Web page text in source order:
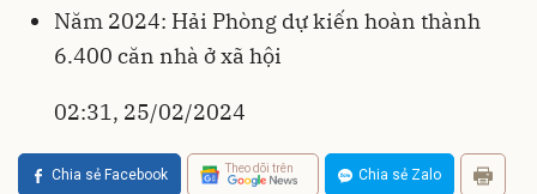
Năm 2024: Hải Phòng dự kiến hoàn thành
6.400 căn nhà ở xã hội
02:31, 25/02/2024
Chia sẻ Facebook Theo dõi trên Chia sẻ Zalo